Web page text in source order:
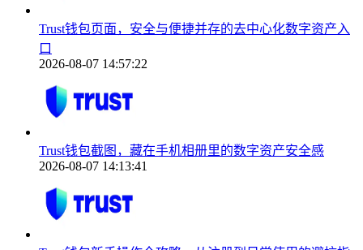
Trust钱包页面，安全与便捷并存的去中心化数字资产入
口
2026-08-07 14:57:22
Trust钱包截图，藏在手机相册里的数字资产安全感
2026-08-07 14:13:41